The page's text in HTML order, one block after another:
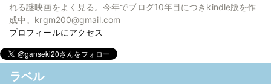
れる謎映画をよく見る。今年でブログ10年目につきkindle版を作
成中。krgm200@gmail.com
プロフィールにアクセス
ラベル